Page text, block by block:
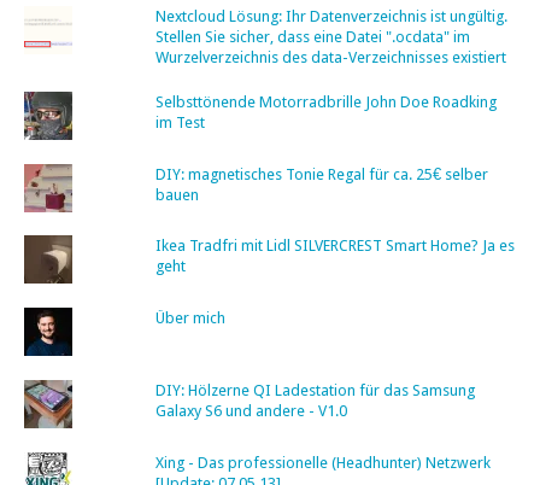
Nextcloud Lösung: Ihr Datenverzeichnis ist ungültig.
Stellen Sie sicher, dass eine Datei ".ocdata" im
Wurzelverzeichnis des data-Verzeichnisses existiert
Selbsttönende Motorradbrille John Doe Roadking
im Test
DIY: magnetisches Tonie Regal für ca. 25€ selber
bauen
Ikea Tradfri mit Lidl SILVERCREST Smart Home? Ja es
geht
Über mich
DIY: Hölzerne QI Ladestation für das Samsung
Galaxy S6 und andere - V1.0
Xing - Das professionelle (Headhunter) Netzwerk